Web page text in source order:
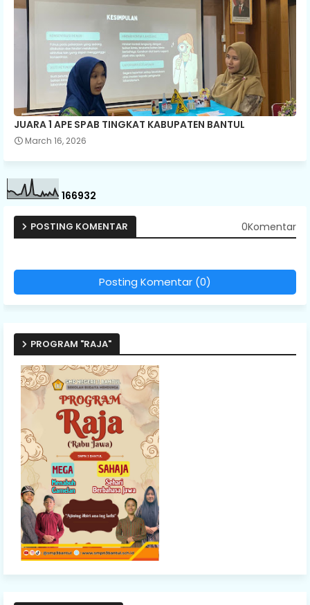
JUARA 1 APE SPAB TINGKAT KABUPATEN BANTUL
March 16, 2026
166932
POSTING KOMENTAR 0Komentar
Posting Komentar (0)
PROGRAM "RAJA"